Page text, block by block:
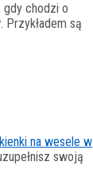
gdy chodzi o
. Przykładem są
na wesele w
swoją